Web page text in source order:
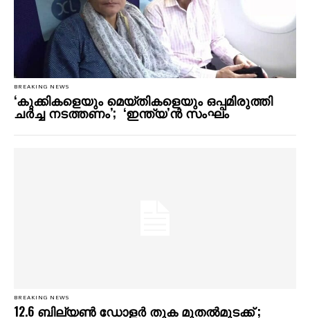
BREAKING NEWS
‘കുക്കികളെയും മെയ്തികളെയും ഒപ്പമിരുത്തി
ചർച്ച നടത്തണം’; ​ ‘ഇന്ത്യ’ൻ സംഘം
BREAKING NEWS
12.6 ബില്യൺ ഡോളർ തുക മുതൽമുടക്ക് ;